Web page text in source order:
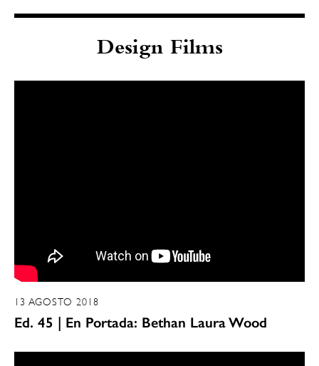
Design Films
13 AGOSTO 2018
Ed. 45 | En Portada: Bethan Laura Wood